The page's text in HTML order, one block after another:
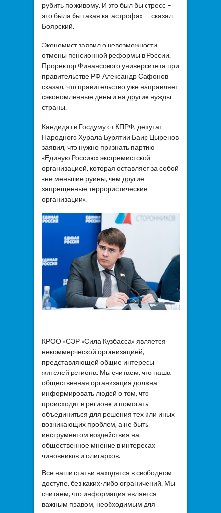
рубить по живому. И это был бы стресс –
это была бы такая катастрофа» — сказал
Боярский.
Экономист заявил о невозможности
отмены пенсионной реформы в России.
Проректор Финансового университета при
правительстве РФ Александр Сафонов
сказал, что правительство уже направляет
сэкономленные деньги на другие нужды
страны.
Кандидат в Госдуму от КПРФ, депутат
Народного Хурала Бурятии Баир Цыренов
заявил, что нужно признать партию
«Единую Россию» экстремистской
организацией, которая оставляет за собой
«не меньшие руины, чем другие
запрещенные террористические
организации».
КРОО «СЭР «Сила Кузбасса» является
некоммерческой организацией,
представляющей общие интересы
жителей региона. Мы считаем, что наша
общественная организация должна
информировать людей о том, что
происходит в регионе и помогать
объединиться для решения тех или иных
возникающих проблем, а не быть
инструментом воздействия на
общественное мнение в интересах
чиновников и олигархов.
Все наши статьи находятся в свободном
доступе, без каких-либо ограничений. Мы
считаем, что информация является
важным правом, необходимым для